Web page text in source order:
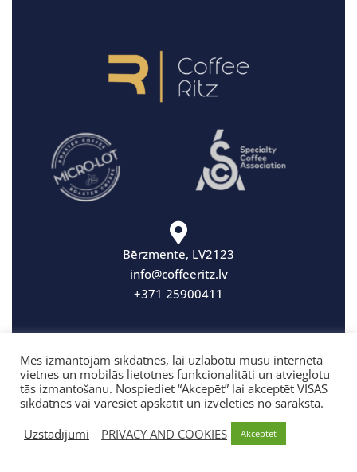
Bērzmente, LV2123
info@coffeeritz.lv
+371 25900411
© CoffeeRitz 2020-2026. All rights reserved.
Mēs izmantojam sīkdatnes, lai uzlabotu mūsu interneta
vietnes un mobilās lietotnes funkcionalitāti un atvieglotu
tās izmantošanu. Nospiediet “Akcepēt” lai akceptēt VISAS
sīkdatnes vai varēsiet apskatīt un izvēlēties no sarakstā.
Uzstādījumi
PRIVACY AND COOKIES Akceptēt